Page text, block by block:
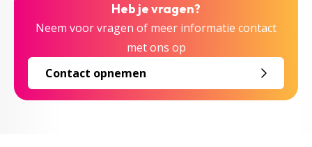
Heb je vragen?
Neem voor vragen of meer informatie contact
met ons op
Contact opnemen